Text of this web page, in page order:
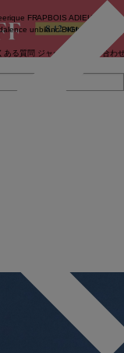
FRAPBOIS ADIEU
unbilanc BIGI online store
ある質問 ジャーナル お問い合わ